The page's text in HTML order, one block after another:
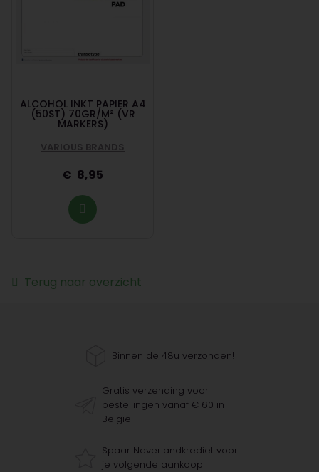
ALCOHOL INKT PAPIER A4
(50ST) 70GR/M² (VR
MARKERS)
VARIOUS BRANDS
8,95
Terug naar overzicht
Binnen de 48u verzonden!
Gratis verzending voor
bestellingen vanaf € 60 in
België
Spaar Neverlandkrediet voor
je volgende aankoop